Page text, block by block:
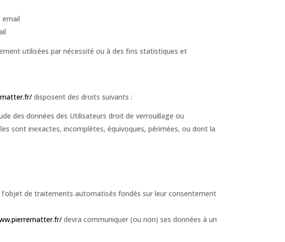
email
utilisées par nécessité ou à des fins statistiques et
disposent des droits suivants :
des données des Utilisateurs droit de verrouillage ou
sont inexactes, incomplètes, équivoques, périmées, ou dont la
de traitements automatisés fondés sur leur consentement
devra communiquer (ou non) ses données à un